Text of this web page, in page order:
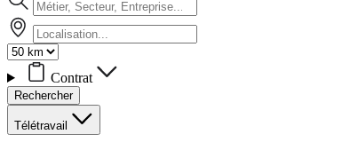
Contrat
Rechercher
Télétravail